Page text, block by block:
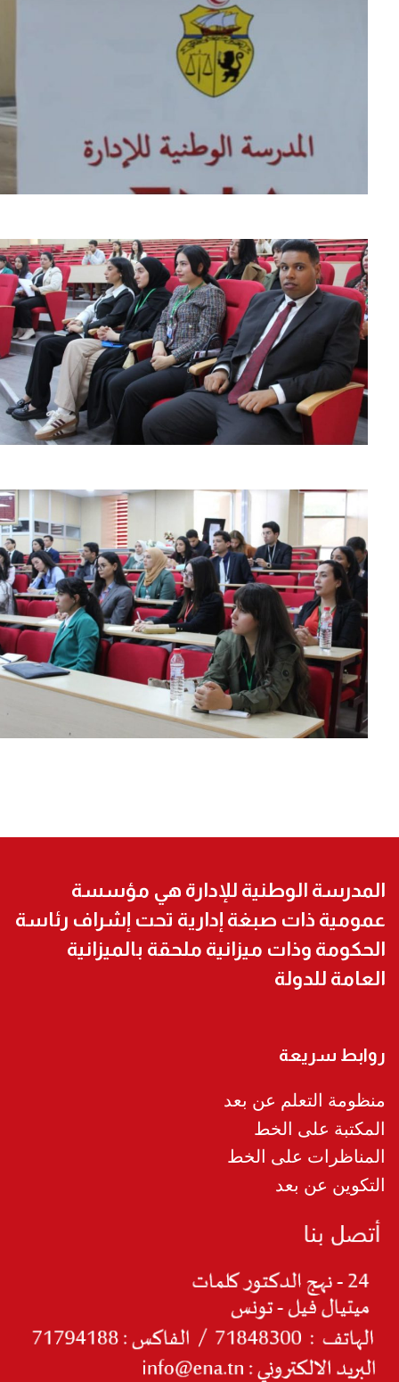
المدرسة الوطنية للإدارة هي مؤسسة
عمومية ذات صبغة إدارية تحت إشراف رئاسة
الحكومة وذات ميزانية ملحقة بالميزانية
العامة للدولة
روابط سريعة
منظومة التعلم عن بعد
المكتبة على الخط
المناظرات على الخط
التكوين عن بعد